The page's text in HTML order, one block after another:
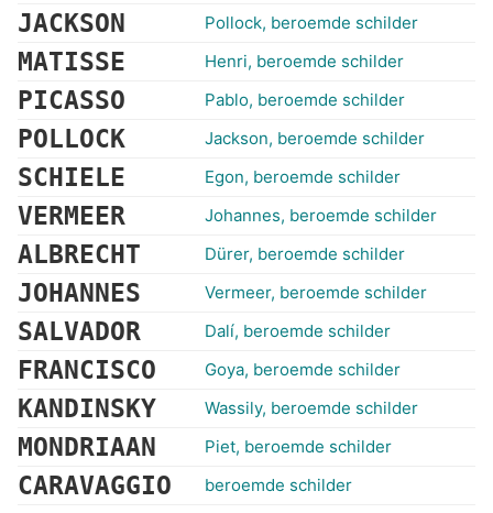
JACKSON Pollock, beroemde schilder
MATISSE Henri, beroemde schilder
PICASSO Pablo, beroemde schilder
POLLOCK Jackson, beroemde schilder
SCHIELE Egon, beroemde schilder
VERMEER Johannes, beroemde schilder
ALBRECHT Dürer, beroemde schilder
JOHANNES Vermeer, beroemde schilder
SALVADOR Dalí, beroemde schilder
FRANCISCO Goya, beroemde schilder
KANDINSKY Wassily, beroemde schilder
MONDRIAAN Piet, beroemde schilder
CARAVAGGIO beroemde schilder